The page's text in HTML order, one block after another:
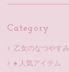
Category
乙女のなつやすみ
♠ 人気アイテム